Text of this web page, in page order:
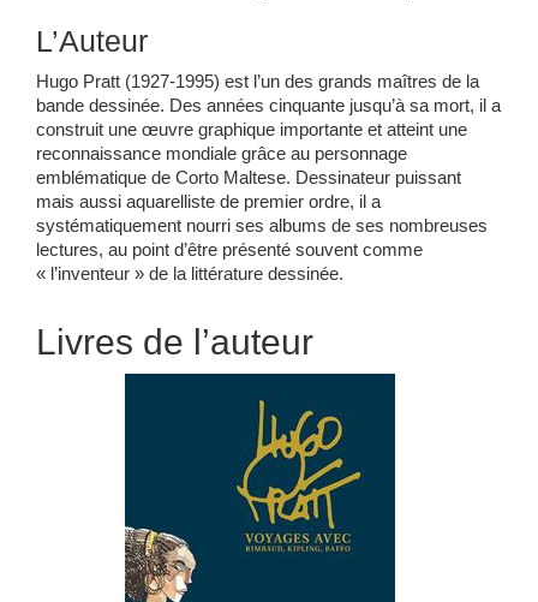
L’Auteur
Hugo Pratt (1927-1995) est l’un des grands maîtres de la
bande dessinée. Des années cinquante jusqu’à sa mort, il a
construit une œuvre graphique importante et atteint une
reconnaissance mondiale grâce au personnage
emblématique de Corto Maltese. Dessinateur puissant
mais aussi aquarelliste de premier ordre, il a
systématiquement nourri ses albums de ses nombreuses
lectures, au point d’être présenté souvent comme
« l’inventeur » de la littérature dessinée.
Livres de l’auteur